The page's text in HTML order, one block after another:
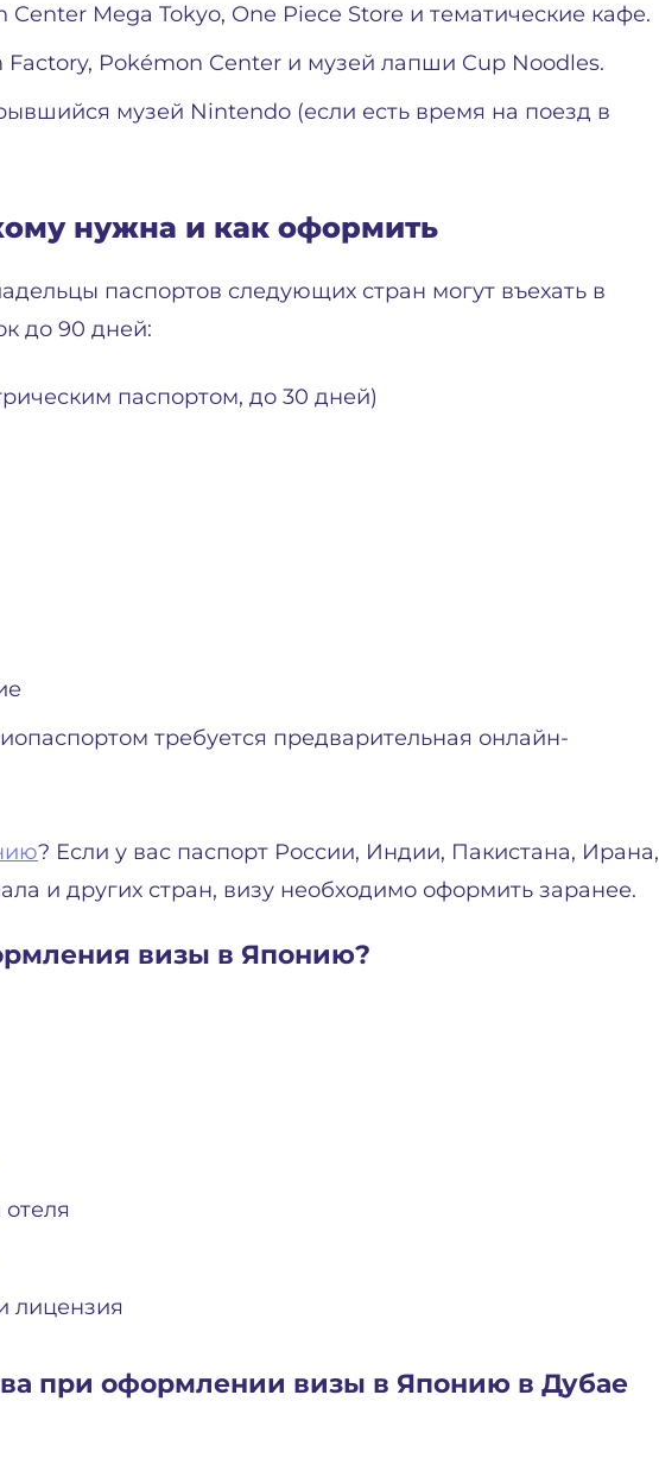
Mega Tokyo, One Piece Store и тематические кафе.
Pokémon Center и музей лапши Cup Noodles.
музей Nintendo (если есть время на поезд в
нужна и как оформить
паспортов следующих стран могут въехать в
до 90 дней:
паспортом, до 30 дней)
требуется предварительная онлайн-
? Если у вас паспорт России, Индии, Пакистана, Ирана,
и других стран, визу необходимо оформить заранее.
визы в Японию?
лицензия
при оформлении визы в Японию в Дубае